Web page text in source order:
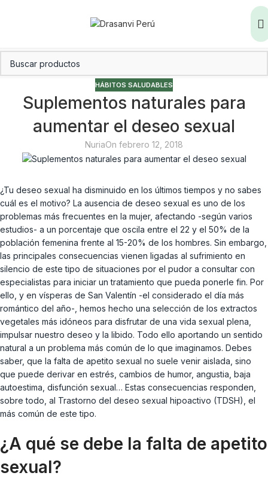
HÁBITOS SALUDABLES
Suplementos naturales para
aumentar el deseo sexual
NuriaOn febrero 12, 2018
¿Tu deseo sexual ha disminuido en los últimos tiempos y no sabes
cuál es el motivo? La ausencia de deseo sexual es uno de los
problemas más frecuentes en la mujer, afectando -según varios
estudios- a un porcentaje que oscila entre el 22 y el 50% de la
población femenina frente al 15-20% de los hombres. Sin embargo,
las principales consecuencias vienen ligadas al sufrimiento en
silencio de este tipo de situaciones por el pudor a consultar con
especialistas para iniciar un tratamiento que pueda ponerle fin. Por
ello, y en vísperas de San Valentín -el considerado el día más
romántico del año-, hemos hecho una selección de los extractos
vegetales más idóneos para disfrutar de una vida sexual plena,
impulsar nuestro deseo y la libido. Todo ello aportando un sentido
natural a un problema más común de lo que imaginamos. Debes
saber, que la falta de apetito sexual no suele venir aislada, sino
que puede derivar en estrés, cambios de humor, angustia, baja
autoestima, disfunción sexual… Estas consecuencias responden,
sobre todo, al Trastorno del deseo sexual hipoactivo (TDSH), el
más común de este tipo.
¿A qué se debe la falta de apetito
sexual?